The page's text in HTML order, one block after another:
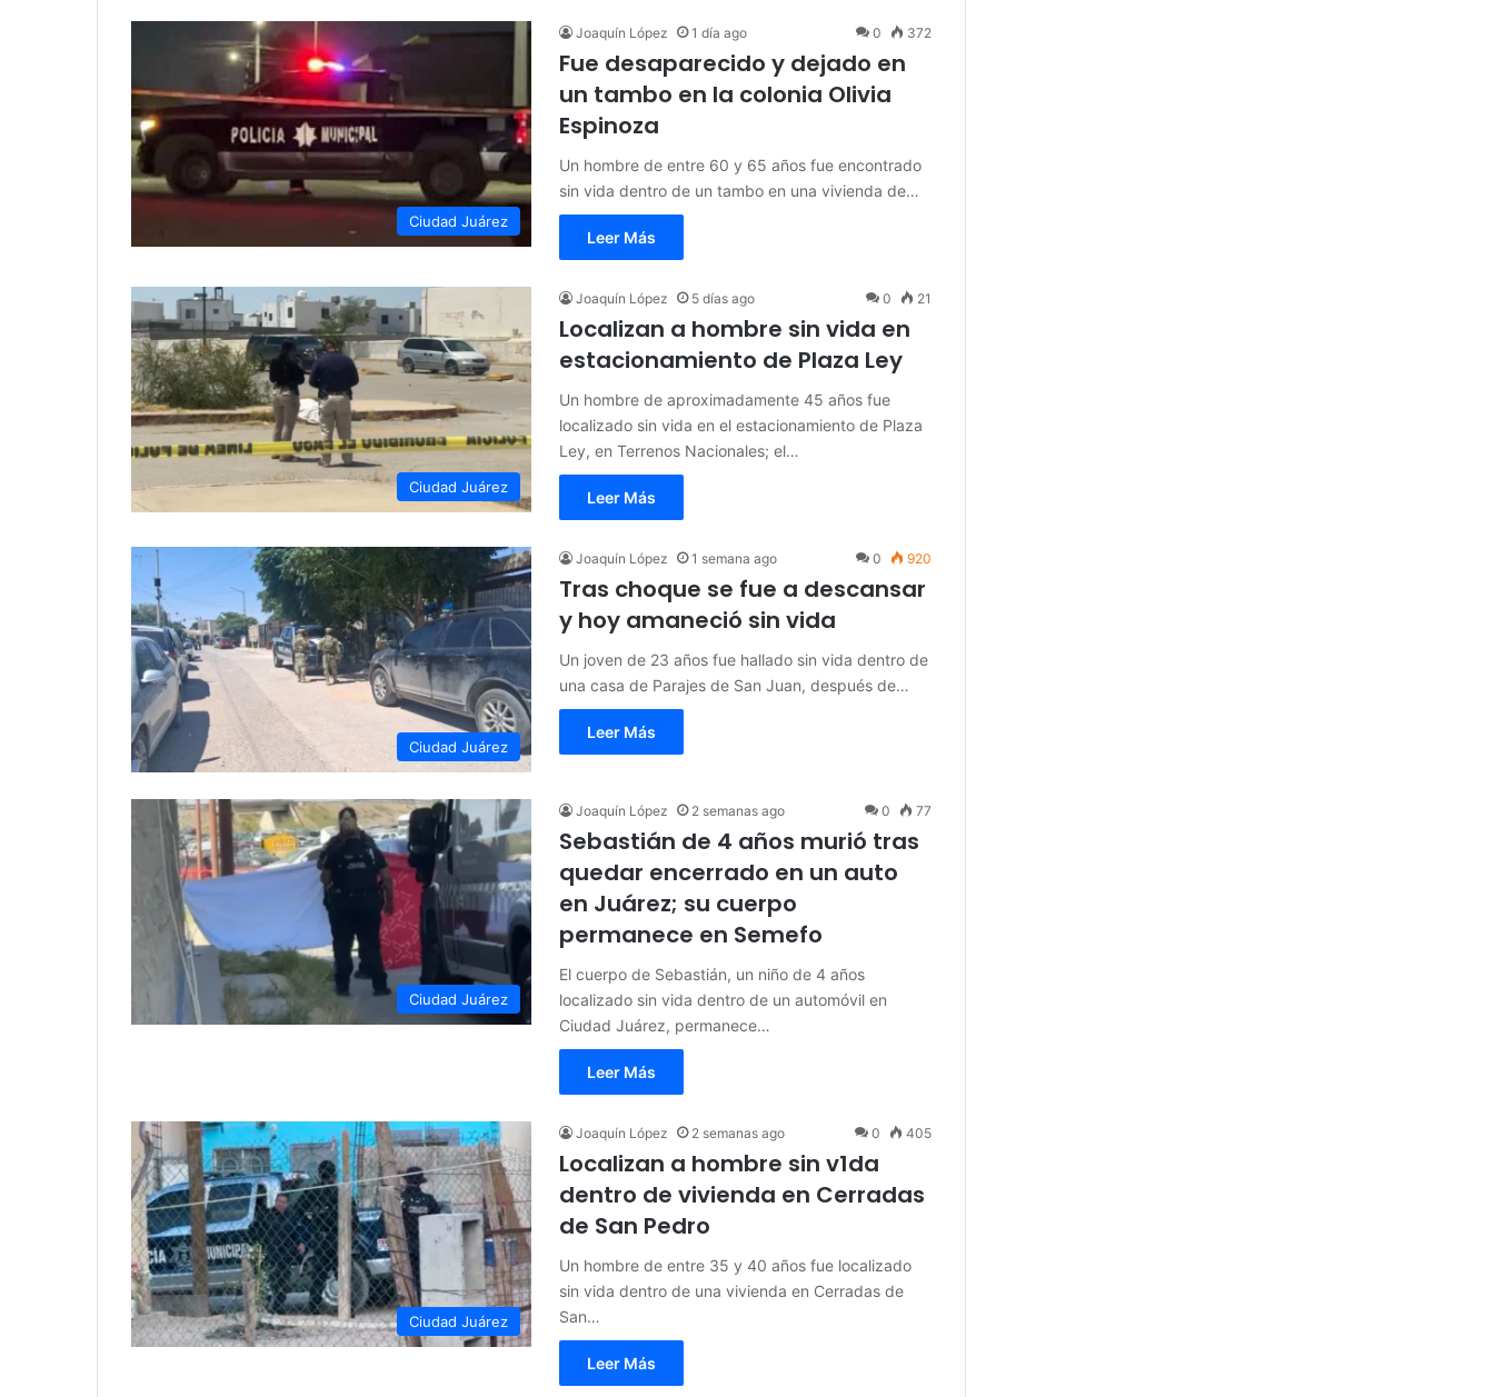
Ciudad Juárez
Joaquín López 1 día ago 0 372
Fue desaparecido y dejado en
un tambo en la colonia Olivia
Espinoza
Un hombre de entre 60 y 65 años fue encontrado
sin vida dentro de un tambo en una vivienda de…
Leer Más
Ciudad Juárez
Joaquín López 5 días ago 0 21
Localizan a hombre sin vida en
estacionamiento de Plaza Ley
Un hombre de aproximadamente 45 años fue
localizado sin vida en el estacionamiento de Plaza
Ley, en Terrenos Nacionales; el…
Leer Más
Ciudad Juárez
Joaquín López 1 semana ago 0 920
Tras choque se fue a descansar
y hoy amaneció sin vida
Un joven de 23 años fue hallado sin vida dentro de
una casa de Parajes de San Juan, después de…
Leer Más
Ciudad Juárez
Joaquín López 2 semanas ago 0 77
Sebastián de 4 años murió tras
quedar encerrado en un auto
en Juárez; su cuerpo
permanece en Semefo
El cuerpo de Sebastián, un niño de 4 años
localizado sin vida dentro de un automóvil en
Ciudad Juárez, permanece…
Leer Más
Ciudad Juárez
Joaquín López 2 semanas ago 0 405
Localizan a hombre sin v1da
dentro de vivienda en Cerradas
de San Pedro
Un hombre de entre 35 y 40 años fue localizado
sin vida dentro de una vivienda en Cerradas de
San…
Leer Más